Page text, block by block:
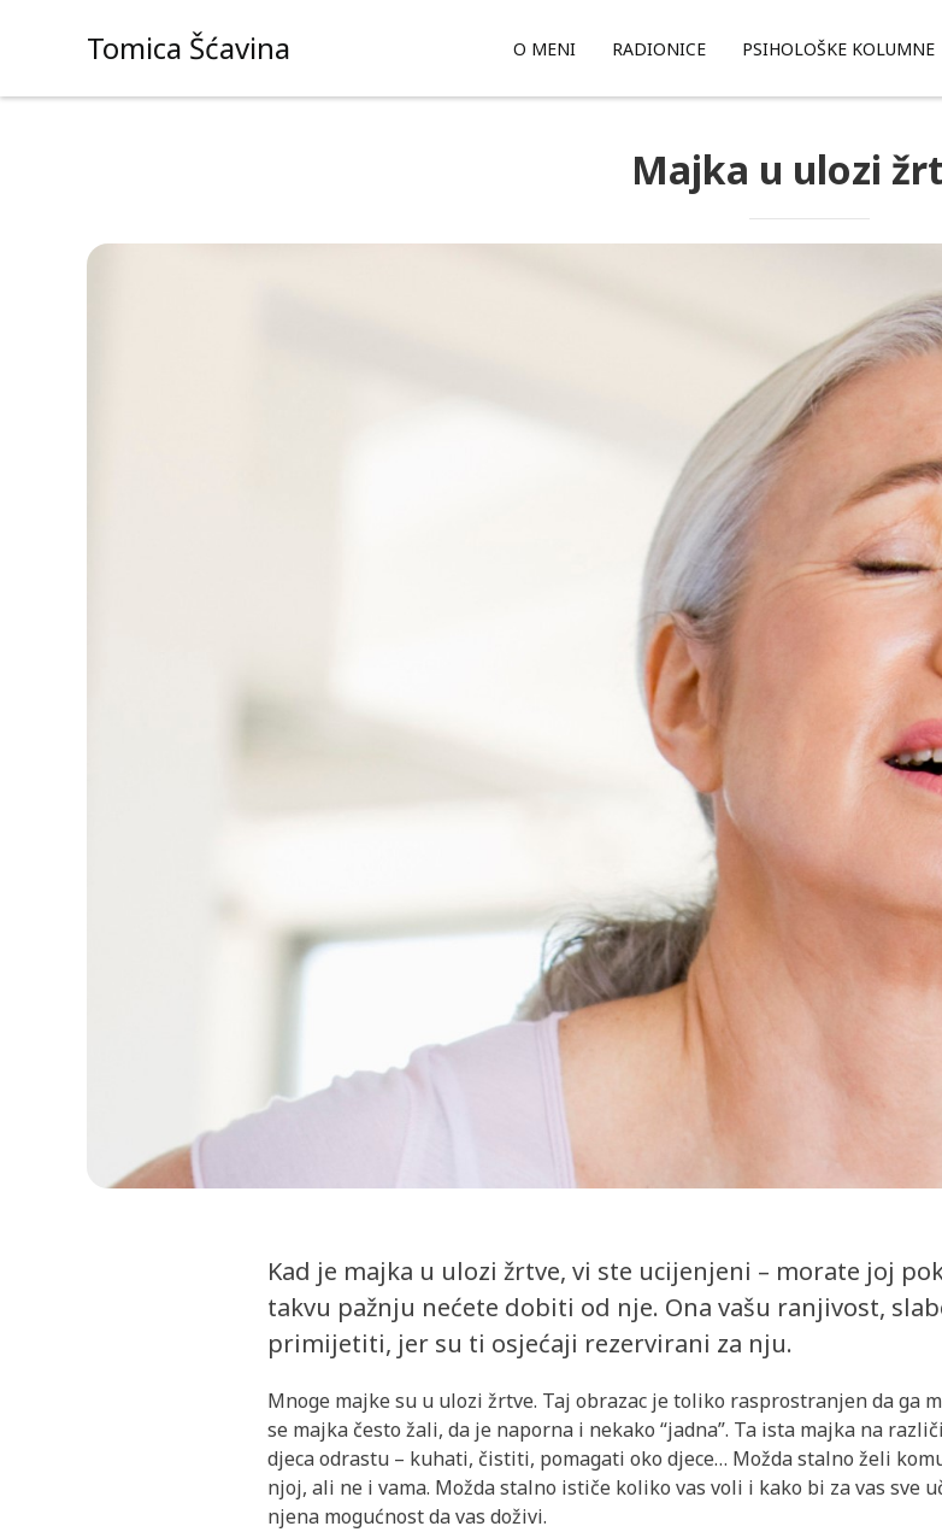
Tomica Šćavina O MENI RADIONICE PSIHOLOŠKE KOLUMNE
Majka u ulozi
Kad je majka u ulozi žrtve, vi ste ucijenjeni – morate joj
takvu pažnju nećete dobiti od nje. Ona vašu ranjivost,
primijetiti, jer su ti osjećaji rezervirani za nju.
Mnoge majke su u ulozi žrtve. Taj obrazac je toliko rasprostranjen da ga
se majka često žali, da je naporna i nekako “jadna”. Ta ista majka na
djeca odrastu – kuhati, čistiti, pomagati oko djece… Možda stalno želi
njoj, ali ne i vama. Možda stalno ističe koliko vas voli i kako bi za vas sve
njena mogućnost da vas doživi.